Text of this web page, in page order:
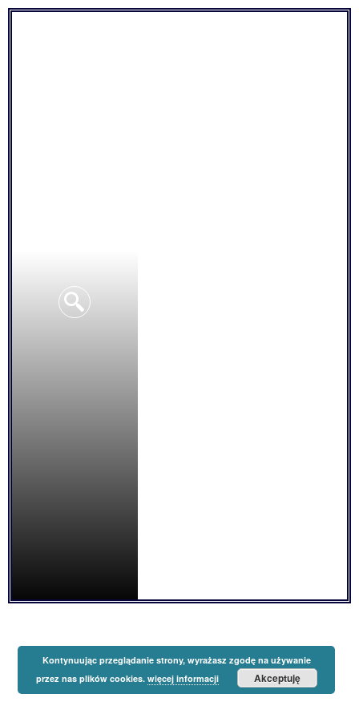
Kontynuując przeglądanie strony, wyrażasz zgodę na używanie
przez nas plików cookies. więcej informacji Akceptuję